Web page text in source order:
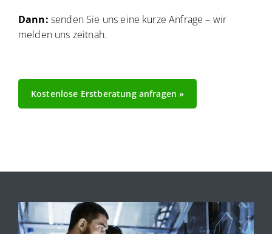
Dann: senden Sie uns eine kurze Anfrage – wir
melden uns zeitnah.
Kostenlose Erstberatung anfragen »